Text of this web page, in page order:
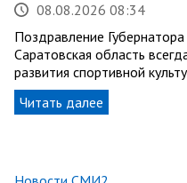
08.08.2026 08:34
Поздравление
Саратовская область
развития спортивной
Читать далее